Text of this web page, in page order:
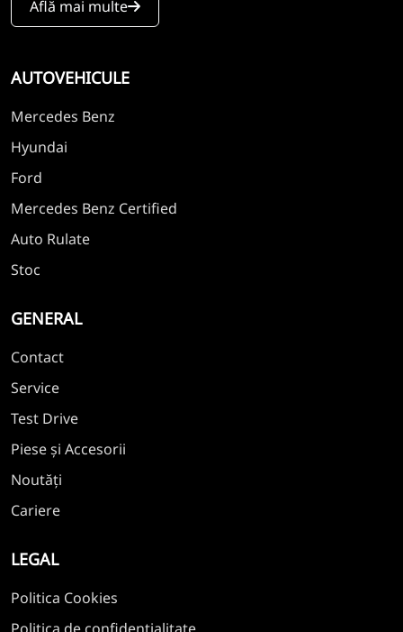
Află mai multe
AUTOVEHICULE
Mercedes Benz
Hyundai
Ford
Mercedes Benz Certified
Auto Rulate
Stoc
GENERAL
Contact
Service
Test Drive
Piese și Accesorii
Noutăți
Cariere
LEGAL
Politica Cookies